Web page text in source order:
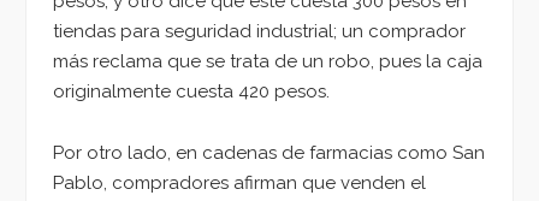
tiendas para seguridad industrial; un comprador
más reclama que se trata de un robo, pues la caja
originalmente cuesta 420 pesos.
Por otro lado, en cadenas de farmacias como San
Pablo, compradores afirman que venden el